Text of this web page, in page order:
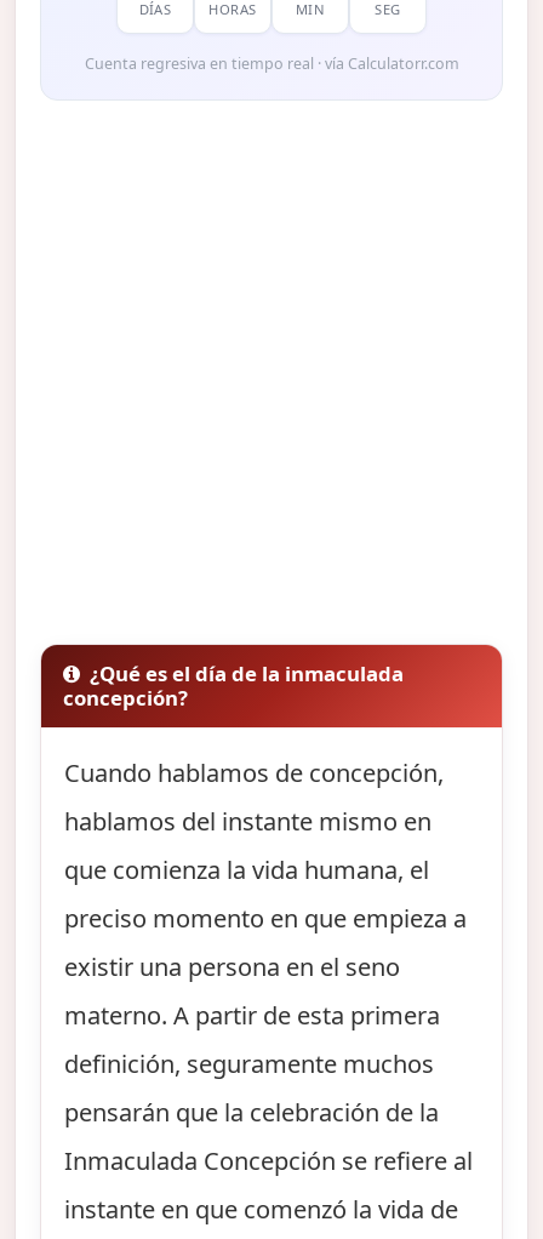
DÍAS HORAS MIN SEG
Cuenta regresiva en tiempo real · vía Calculatorr.com
¿Qué es el día de la inmaculada
concepción?
Cuando hablamos de concepción,
hablamos del instante mismo en
que comienza la vida humana, el
preciso momento en que empieza a
existir una persona en el seno
materno. A partir de esta primera
definición, seguramente muchos
pensarán que la celebración de la
Inmaculada Concepción se refiere al
instante en que comenzó la vida de